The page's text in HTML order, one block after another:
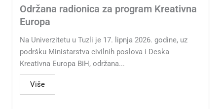
Održana radionica za program Kreativna
Europa
Na Univerzitetu u Tuzli je 17. lipnja 2026. godine, uz
podršku Ministarstva civilnih poslova i Deska
Kreativna Europa BiH, održana...
Više